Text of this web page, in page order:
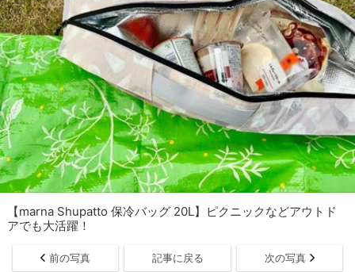
【marna Shupatto 保冷バッグ 20L】ピクニックなどアウトド
アでも大活躍！
前の写真 記事に戻る 次の写真